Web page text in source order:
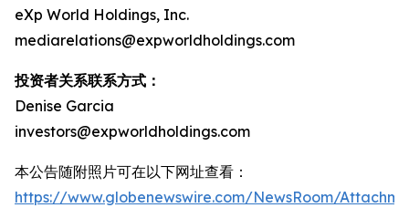
eXp World Holdings, Inc.
mediarelations@expworldholdings.com
投资者关系联系方式：
Denise Garcia
investors@expworldholdings.com
本公告随附照片可在以下网址查看：
https://www.globenewswire.com/NewsRoom/